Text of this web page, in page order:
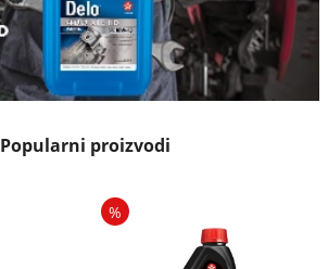
Popularni proizvodi
%